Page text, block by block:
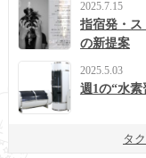
2025.7.15
指宿発・
の新提案
2025.5.03
週1の“水素
タ